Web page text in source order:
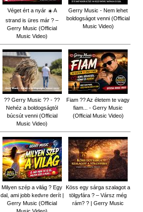
Véget ért a nyár ☀️ A
strand is üres már ? –
Gerry Music (Official
Music Video)
Gerry Music - Nem lehet
boldogságot venni (Official
Music Video)
?? Gerry Music ?? - ??
Nehéz a boldogságtól
búcsút venni (Official
Music Video)
Fiam ?‍? Az életem te vagy
fiam... - Gerry Music
(Official Music Video)
Milyen szép a világ ? Egy
dal, ami jobb kedvre derít |
Gerry Music (Official
Köss egy sárga szalagot a
tölgyfára ?️ – Vársz még
rám? ? | Gerry Music